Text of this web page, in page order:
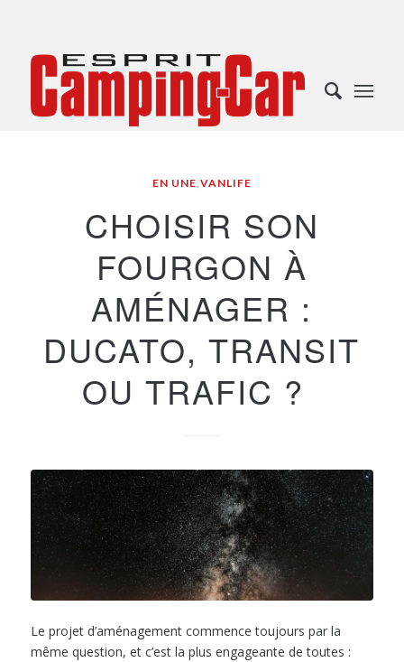
EN UNE,VANLIFE
CHOISIR SON
FOURGON À
AMÉNAGER :
DUCATO, TRANSIT
OU TRAFIC ?
Le projet d’aménagement commence toujours par la
même question, et c’est la plus engageante de toutes :